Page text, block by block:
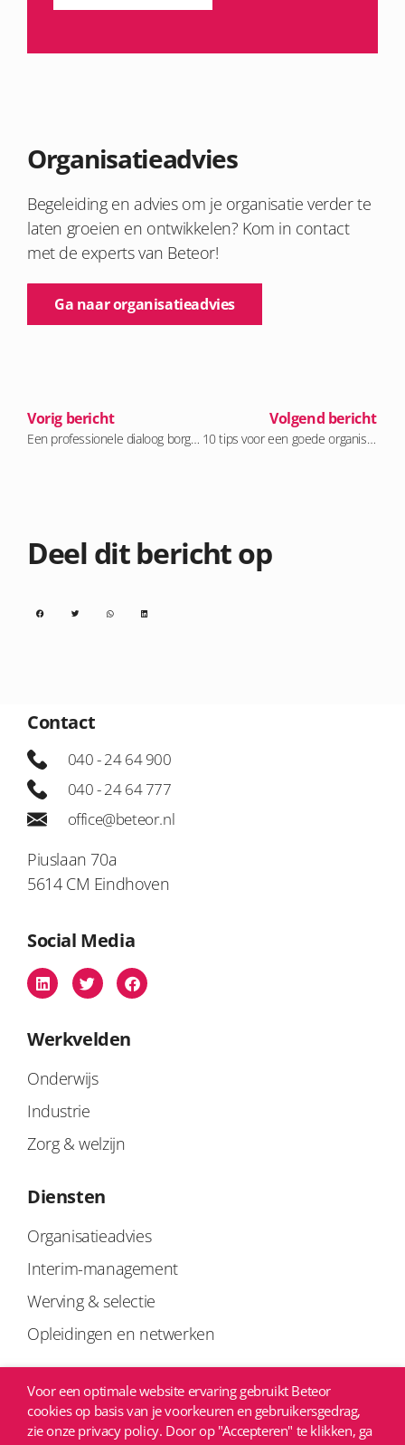
Organisatieadvies
Begeleiding en advies om je organisatieverder te
laten groeien en ontwikkelen? Kom in contact
met de expertsvan Beteor!
Ga naar organisatieadvies
Vorig bericht
Een professionele dialoog borgen: in de RvT én met het bestuur
Volgend bericht
10 tips voor een goede organisatiestructuur: verbeter je team én prestaties
Deel dit bericht op
Contact
040 - 24 64 900
040 - 24 64 777
office@beteor.nl
Piuslaan 70a
5614 CM Eindhoven
Social Media
Werkvelden
Onderwijs
Industrie
Zorg & welzijn
Diensten
Organisatieadvies
Interim-management
Werving & selectie
Opleidingen en netwerken
Links
Privacyverklaring
Voor een optimale website ervaring gebruikt Beteor
cookies op basis van je voorkeuren en gebruikersgedrag,
zie onze privacy policy. Door op "Accepteren" te klikken, ga